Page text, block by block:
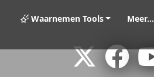
Waarnemen Tools Meer...